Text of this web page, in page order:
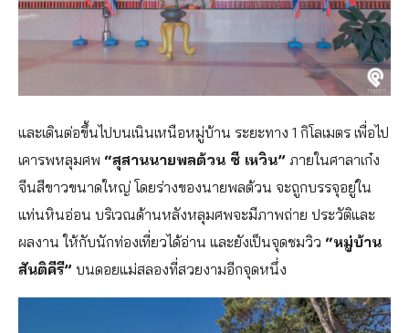
และเดินต่อขึ้นไปบนเนินเหนือหมู่บ้าน ระยะทาง 1 กิโลเมตร เพื่อไป
เคารพหลุมศพ “สุสานนายพลต้วน ซี เหวิน” ภายในศาลาเก๋ง
จีนสีขาวขนาดใหญ่ โดยร่างของนายพลต้วน จะถูกบรรจุอยู่ใน
แท่นหินอ่อน บริเวณด้านหลังหลุมศพจะมีภาพถ่าย ประวัติและ
ผลงาน ให้กับนักท่องเที่ยวได้อ่าน และยังเป็นจุดชมวิว “หมู่บ้าน
สันติคีรี” บนดอยแม่สลองที่สวยงามอีกจุดหนึ่ง